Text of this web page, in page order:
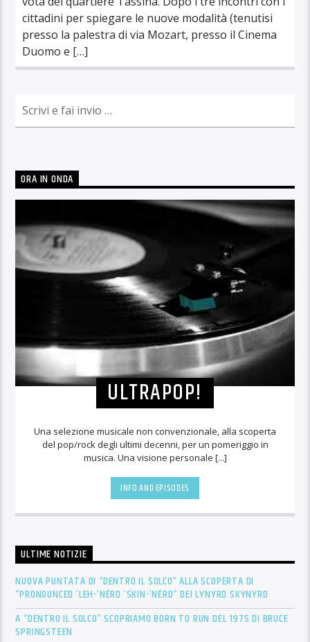
cittadini per spiegare le nuove modalità (tenutisi
presso la palestra di via Mozart, presso il Cinema
Duomo e […]
ORA IN ONDA
ULTRAPOP!
Una selezione musicale non convenzionale, alla scoperta
del pop/rock degli ultimi decenni, per un pomeriggio in
musica. Una visione personale [...]
INFO AND EPISODES
ULTIME NOTIZIE
NUOVA PUNTATA DI “DENTRO IL SOLCO” ALLA SCOPERTA DI
“PRONOUNCED ’LEH-’NÉRD ’SKIN-’NÉRD” DEI LYNYRD SKYNYRD
A “DENTRO IL SOLCO” SCOPRIAMO BORN TO RUN DEL 1975 DI BRUCE
SPRINGSTEEN